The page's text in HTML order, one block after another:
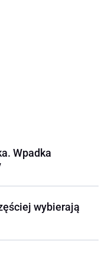
Wpadka
wybierają